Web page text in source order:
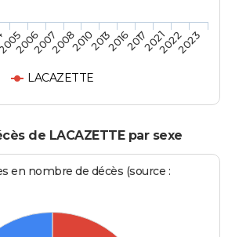
LACAZETTE
2006200720082010201320162017202120222023
de LACAZETTE par sexe
en nombre de décès (source :